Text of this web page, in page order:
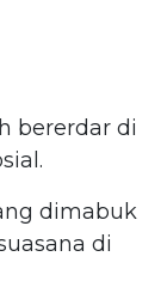
bererdar di
dimabuk
di